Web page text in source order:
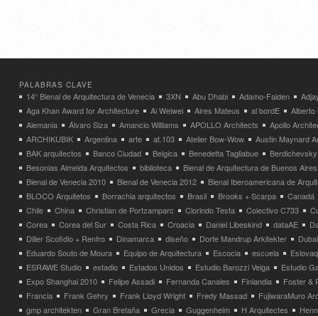
PALABRAS CLAVE
14° Bienal de Arquitectura de Venecia 3XN Abu Dhabi Adamo-Faiden
Aga Khan Award for Architecture
Ai Weiwei Aires Mateus al bordE
Alberto
Alemania
Álvaro Siza Amancio Williams APOLLO Architects
Apollo
ARCHIKUBIK
Argentina arte at.103 Atelier Bow-Wow
Austin Maynard
BAK arquitectos
Banco Ciudad Belgica Benedetta Tagliabue
Besonias Almeida Arquitectos
biblioteca
Bienal de Arquitectura de Buenos Aires
Bienal de Venecia 2010
Bienal de Venecia 2012
Bienal Iberoamericana de
BLOCO Arquitetos
Borrachia arquitectos Brasil Brooks + Scarpa
Canadá
Chile
China Christian de Portzamparc Clorindo Testa Colectivo C733
Corea
Corea del Sur Costa Rica Croacia Daniel Libeskind dataAE
Diller Scofidio + Renfro
Dinamarca diseño Dorte Mandrup Arkitekter
Dubai
Eduardo Souto de Moura
Equipo de Arquitectura Escocia escuela
ESRAWE Studio
estadio Estados Unidos Estudio Barozzi Veiga
Estudio
Expo Shanghai 2010
Felipe Assadi Fernanda Canales Finlandia
Foster &
Francia
Frank Gehry Frank Lloyd Wright Fredy Massad
FujiwaraMuro
gmp architekten
Gran Bretaña Grecia Guggenheim H Arquitectes